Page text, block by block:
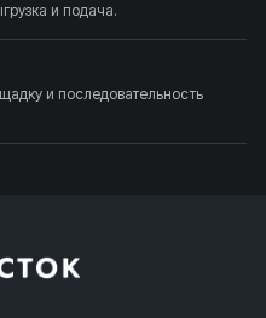
и подача.
и последовательность